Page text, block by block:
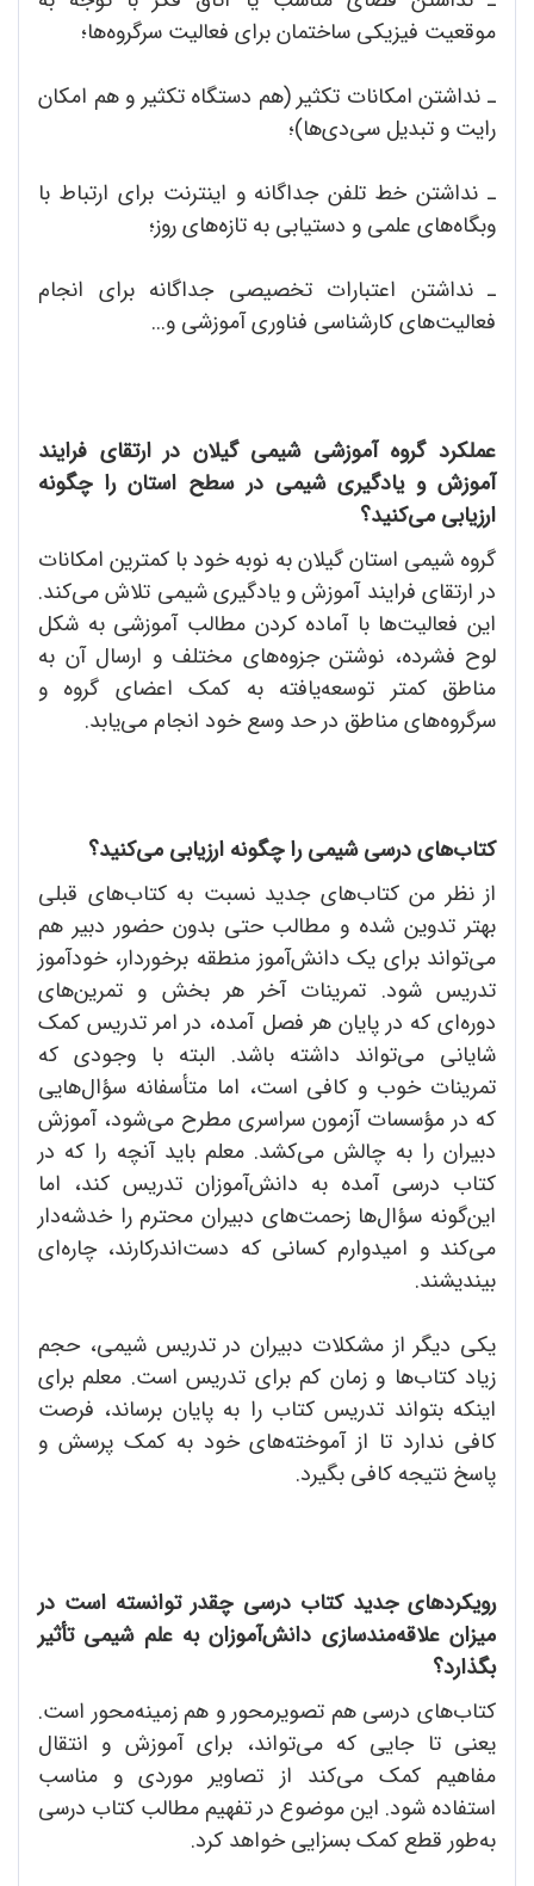
موقعیت فیزیکی ساختمان برای فعالیت سرگروه‌ها؛
ـ نداشتن امکانات تکثیر (هم دستگاه تکثیر و هم امکان
رایت و تبدیل سی‌دی‌ها)؛
ـ نداشتن خط تلفن جداگانه و اینترنت برای ارتباط با
وبگاه‌های علمی و دستیابی به تازه‌های روز؛
ـ نداشتن اعتبارات تخصیصی جداگانه برای انجام
فعالیت‌های کارشناسی فناوری آموزشی و...
عملکرد گروه آموزشی شیمی گیلان در ارتقای فرایند
آموزش و یادگیری شیمی در سطح استان را چگونه
ارزیابی می‌کنید؟
گروه شیمی استان گیلان به نوبه خود با کمترین امکانات
در ارتقای فرایند آموزش و یادگیری شیمی تلاش می‌کند.
این فعالیت‌ها با آماده کردن مطالب آموزشی به‌ شکل
لوح فشرده، نوشتن جزوه‌های مختلف و ارسال آن به
مناطق کمتر توسعه‌یافته به کمک اعضای گروه و
سرگروه‌های مناطق در حد وسع خود انجام می‌یابد.
کتاب‌های درسی شیمی را چگونه ارزیابی می‌کنید؟
از نظر من کتاب‌های جدید نسبت به کتاب‌های قبلی
بهتر تدوین شده و مطالب حتی بدون حضور دبیر هم
می‌تواند برای یک دانش‌آموز منطقه برخوردار، خودآموز
تدریس شود. تمرینات آخر هر بخش و تمرین‌های
دوره‌ای که در پایان هر فصل آمده، در امر تدریس کمک
شایانی می‌تواند داشته باشد. البته با وجودی که
تمرینات خوب و کافی است، اما متأسفانه سؤال‌هایی
که در مؤسسات آزمون سراسری مطرح می‌شود، آموزش
دبیران را به چالش می‌کشد. معلم باید آنچه را که در
کتاب درسی آمده به دانش‌آموزان تدریس کند، اما
این‌گونه سؤال‌‌ها زحمت‌های دبیران محترم را خدشه‌دار
می‌کند و امیدوارم کسانی که دست‌اندرکارند، چاره‌ای
بیندیشند.
یکی دیگر از مشکلات دبیران در تدریس شیمی، حجم
زیاد کتاب‌ها و زمان کم برای تدریس است. معلم برای
اینکه بتواند تدریس کتاب را به پایان برساند، فرصت
کافی ندارد تا از آموخته‌های خود به کمک پرسش و
پاسخ نتیجه کافی بگیرد.
رویکردهای جدید کتاب درسی چقدر توانسته است در
میزان علاقه‌مندسازی دانش‌آموزان به علم شیمی تأثیر
بگذارد؟
کتاب‌های درسی هم تصویرمحور و هم زمینه‌محور است.
یعنی تا جایی که می‌تواند، برای آموزش و انتقال
مفاهیم کمک می‌کند از تصاویر موردی و مناسب
استفاده شود. این موضوع در تفهیم مطالب کتاب درسی
به‌طور قطع کمک بسزایی خواهد کرد.